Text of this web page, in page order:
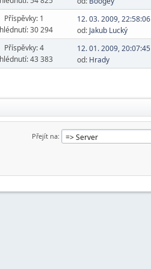
Příspěvky: 1
30 294
12. 03. 2009, 22:58:06
od: Jakub Lucký
Příspěvky: 4
43 383
12. 01. 2009, 20:07:45
od: Hrady
Přejít na